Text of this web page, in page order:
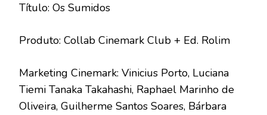
Título: Os Sumidos
Produto: Collab Cinemark Club + Ed. Rolim
Marketing Cinemark: Vinicius Porto, Luciana
Tiemi Tanaka Takahashi, Raphael Marinho de
Oliveira, Guilherme Santos Soares, Bárbara